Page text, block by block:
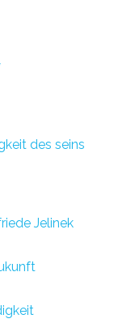
des seins
Jelinek